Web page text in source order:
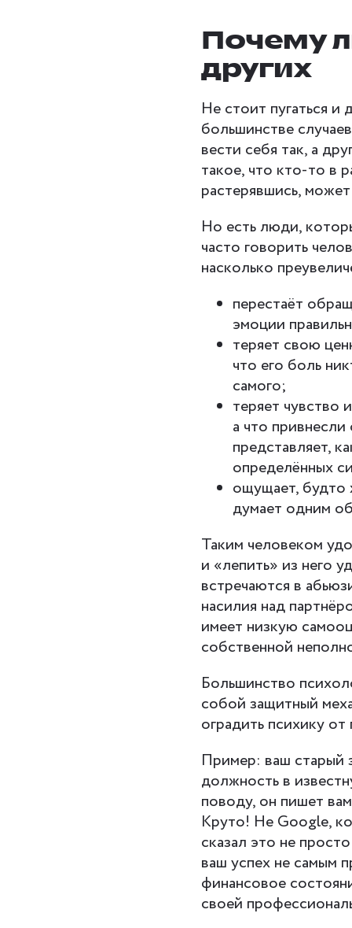
Почему
других
Не стоит пугаться и
большинстве
вести себя так, а
такое, что кто-то в
растерявшись,
Но есть люди,
часто говорить
насколько
перестаёт
эмоции
теряет свою
что его боль
самого;
теряет чувство
а что
представляет,
определённых
ощущает, будто
думает одним
Таким человеком
и «лепить» из него
встречаются в
насилия над
имеет низкую
собственной
Большинство
собой защитный
оградить психику
Пример: ваш старый
должность в
поводу, он пишет
Круто! Не Google,
сказал это не
ваш успех не самым
финансовое
своей